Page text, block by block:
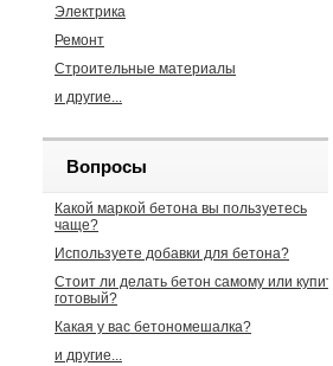
Электрика
Ремонт
Строительные материалы
и другие...
Вопросы
Какой маркой бетона вы пользуетесь
чаще?
Используете добавки для бетона?
Стоит ли делать бетон самому или купить
готовый?
Какая у вас бетономешалка?
и другие...